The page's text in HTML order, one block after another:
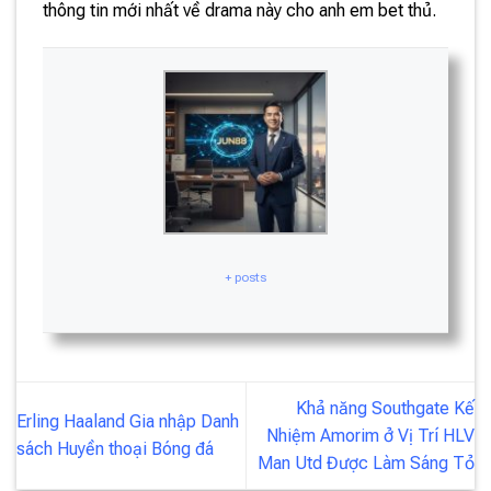
thông tin mới nhất về drama này cho anh em bet thủ.
+ posts
Erling Haaland Gia nhập Danh
sách Huyền thoại Bóng đá
Khả năng Southgate Kế
Nhiệm Amorim ở Vị Trí HLV
Man Utd Được Làm Sáng Tỏ